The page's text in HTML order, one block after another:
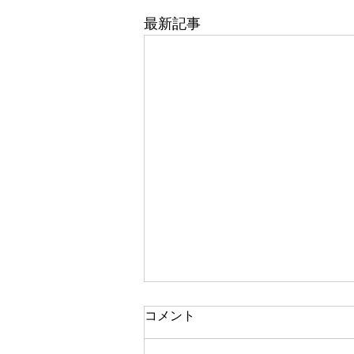
最新記事
東武百貨店 船橋店 1階 5番
コメント